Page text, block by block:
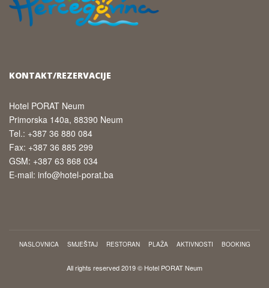
KONTAKT/REZERVACIJE
Hotel PORAT Neum
Primorska 140a, 88390 Neum
Tel.: +387 36 880 084
Fax: +387 36 885 299
GSM: +387 63 868 034
E-mail: info@hotel-porat.ba
NASLOVNICA SMJEŠTAJ RESTORAN PLAŽA AKTIVNOSTI BOOKING
All rights reserved 2019 © Hotel PORAT Neum